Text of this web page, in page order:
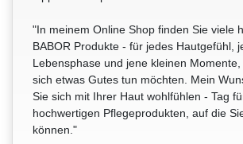
"In meinem Online Shop finden Sie viele
BABOR Produkte - für jedes Hautgefühl,
Lebensphase und jene kleinen
sich etwas Gutes tun möchten. Mein
Sie sich mit Ihrer Haut wohlfühlen - Tag
hochwertigen Pflegeprodukten, auf die
können."